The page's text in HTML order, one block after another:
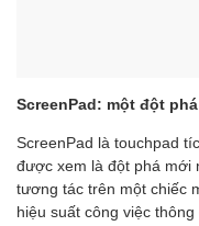
ScreenPad: một đột
ScreenPad là touchpad
được xem là đột phá mới
tương tác trên một chiếc
hiệu suất công việc